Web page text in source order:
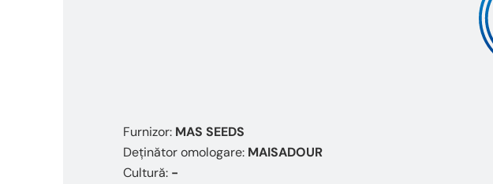
Furnizor: MAS SEEDS
Deținător omologare: MAISADOUR
Cultură: -